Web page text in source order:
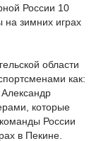
России 10
на зимних играх
области
как:
которые
России
в Пекине.